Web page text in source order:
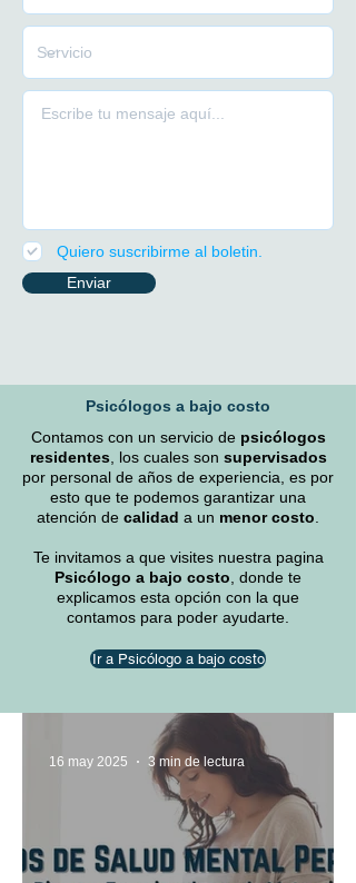
Quiero suscribirme al boletin.
Enviar
Psicólogos a bajo costo
Contamos con un servicio de psicólogos
residentes , los cuales son supervisados
por personal de años de experiencia, es por
esto que te podemos garantizar una
atención de calidad a un menor costo
Te invitamos a que visites nuestra pagina
Psicólogo a bajo costo , donde te
explicamos esta opción con la que
contamos para poder ayudarte.
Ir a Psicólogo a bajo costo
16 may 2025 3 min de lectura